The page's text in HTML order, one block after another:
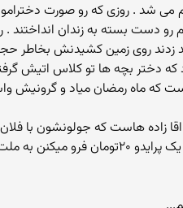
می شد . روزی که رو صورت
دست بسته به زندان انداختند .
روی زمین کشیدنش بخاطر حجاب
دختر بچه ها تو کلاس اتیش
ماه رمضان میاد و گرونیش
زاده هاست كه جولونشون با فلان
افغانستان ميدن!